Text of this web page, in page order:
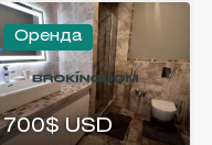
Оренда
700$ USD